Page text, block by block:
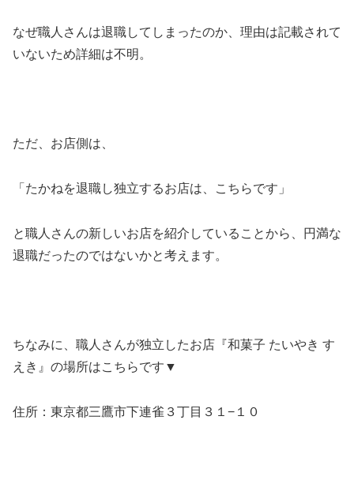
なぜ職人さんは退職してしまったのか、理由は記載されて
いないため詳細は不明。
ただ、お店側は、
「たかねを退職し独立するお店は、こちらです」
と職人さんの新しいお店を紹介していることから、円満な
退職だったのではないかと考えます。
ちなみに、職人さんが独立したお店『和菓子 たいやき す
えき』の場所はこちらです▼
住所：東京都三鷹市下連雀３丁目３１−１０